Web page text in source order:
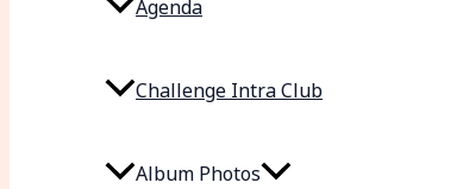
Agenda
Challenge Intra Club
Album Photos